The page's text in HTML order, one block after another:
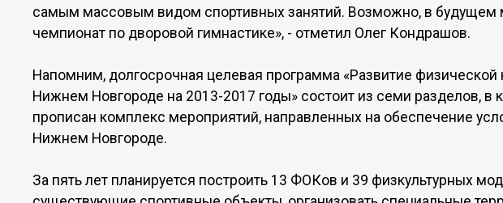
самым массовым видом спортивных занятий. Возможно, в
чемпионат по дворовой гимнастике», - отметил Олег Кондрашов.
Напомним, долгосрочная целевая программа «Развитие физической
Нижнем Новгороде на 2013-2017 годы» состоит из семи разделов, в
прописан комплекс мероприятий, направленных на обеспечение
Нижнем Новгороде.
За пять лет планируется построить 13 ФОКов и 39 физкультурных